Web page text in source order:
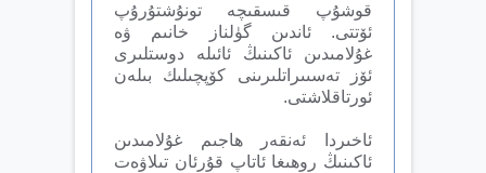
قوشۇپ قىسقىچە تونۇشتۇرۇپ
ئۆتتى. ئاندىن گۈلناز خانىم ۋە
غۇلامىدىن ئاكىنىڭ ئائىلە دوستلىرى
ئۆز تەسىىراتلىرىنى كۆپچىلىك بىلەن
ئورتاقلاشتى.
ئاخىردا ئەنقەر ھاجىم غۇلامىدىن
ئاكىنىڭ روھىغا ئاتاپ قۇرئان تىلاۋەت